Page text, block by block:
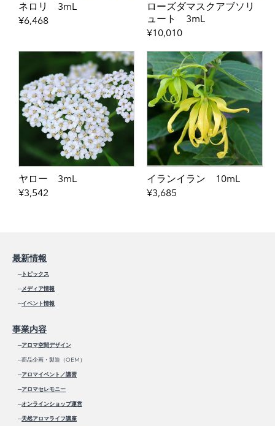
ネロリ 3mL
¥6,468
ローズダマスクアブソリ
ュート 3mL
¥10,010
ヤロー 3mL
¥3,542
イランイラン 10mL
¥3,685
最新情報
─トピックス
─メディア情報
─イベント情報
事業内容
─アロマ空間デザイン
─商品企画・製造（OEM）
─アロマイベント／講習
─アロマセレモニー
─オンラインショップ運営
─天然アロマライフ講座